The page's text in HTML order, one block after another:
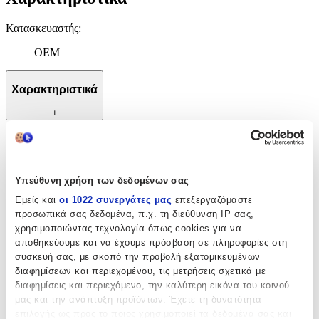
Υπεύθυνη χρήση των δεδομένων σας
Εμείς και οι 1022 συνεργάτες μας επεξεργαζόμαστε
προσωπικά σας δεδομένα, π.χ. τη διεύθυνση IP σας,
χρησιμοποιώντας τεχνολογία όπως cookies για να
αποθηκεύουμε και να έχουμε πρόσβαση σε πληροφορίες στη
συσκευή σας, με σκοπό την προβολή εξατομικευμένων
διαφημίσεων και περιεχομένου, τις μετρήσεις σχετικά με
διαφημίσεις και περιεχόμενο, την καλύτερη εικόνα του κοινού
μας και την ανάπτυξη προϊόντων. Έχετε τη δυνατότητα
Κατασκευαστής:
OEM
Χαρακτηριστικά
+
Χαρακτηριστικά
Κατασκευαστής:
OEM
Αξιολογήσεις
Προς το παρόν δεν υπάρχουν άλλες αξιολογήσεις. Όταν
προστεθούν, θα εμφανιστούν εδώ.
Πώς υπολογίζεται η βαθμολογία